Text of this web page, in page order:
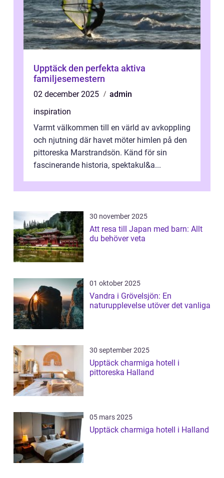
Upptäck den perfekta aktiva
familjesemestern
02 december 2025
admin
inspiration
Varmt välkommen till en värld av avkoppling
och njutning där havet möter himlen på den
pittoreska Marstrandsön. Känd för sin
fascinerande historia, spektakul&a...
30 november 2025
Att resa till Japan med barn: Allt
du behöver veta
01 oktober 2025
Vandra i Grövelsjön: En
naturupplevelse utöver det vanliga
30 september 2025
Upptäck charmiga hotell i
pittoreska Halland
05 mars 2025
Upptäck charmiga hotell i Halland